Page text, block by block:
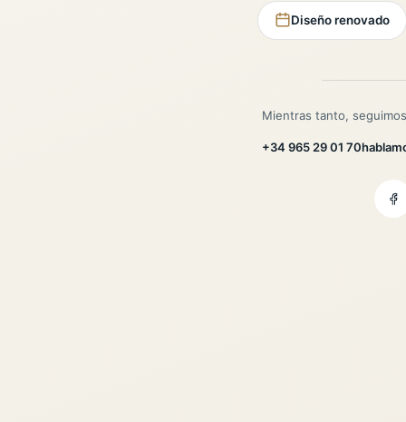
Diseño renovado
Mientras tanto,
+34 965 29 01 70